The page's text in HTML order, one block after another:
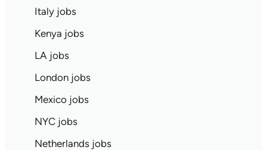
Italy jobs
Kenya jobs
LA jobs
London jobs
Mexico jobs
NYC jobs
Netherlands jobs